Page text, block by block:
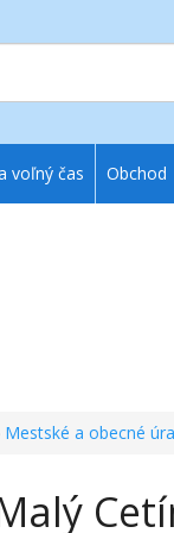
Mestské a obecné
voľný čas Obchod